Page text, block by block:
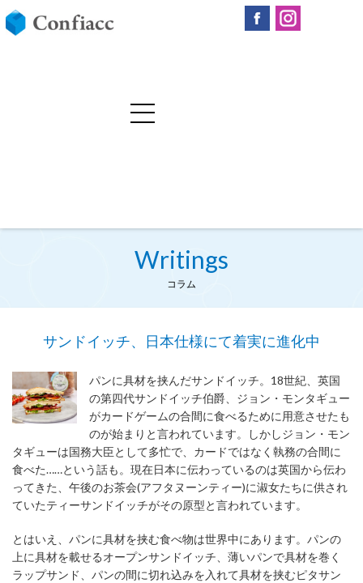
Writings
コラム
サンドイッチ、日本仕様にて着実に進化中
パンに具材を挟んだサンドイッチ。18世紀、英国
の第四代サンドイッチ伯爵、ジョン・モンタギュー
がカードゲームの合間に食べるために用意させたも
のが始まりと言われています。しかしジョン・モン
タギューは国務大臣として多忙で、カードではなく執務の合間に
食べた……という話も。現在日本に伝わっているのは英国から伝わ
ってきた、午後のお茶会(アフタヌーンティー)に淑女たちに供され
ていたティーサンドイッチがその原型と言われています。
とはいえ、パンに具材を挟む食べ物は世界中にあります。パンの
上に具材を載せるオープンサンドイッチ、薄いパンで具材を巻く
ラップサンド、パンの間に切れ込みを入れて具材を挟むピタサン